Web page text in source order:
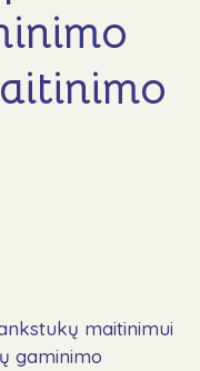
maitinimui
gaminimo